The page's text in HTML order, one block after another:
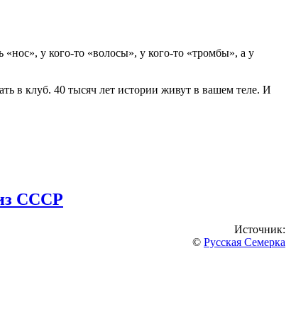
у кого-то «волосы», у кого-то «тромбы», а у
в клуб. 40 тысяч лет истории живут в вашем теле. И
СССР
Источник:
© Русская Семерка